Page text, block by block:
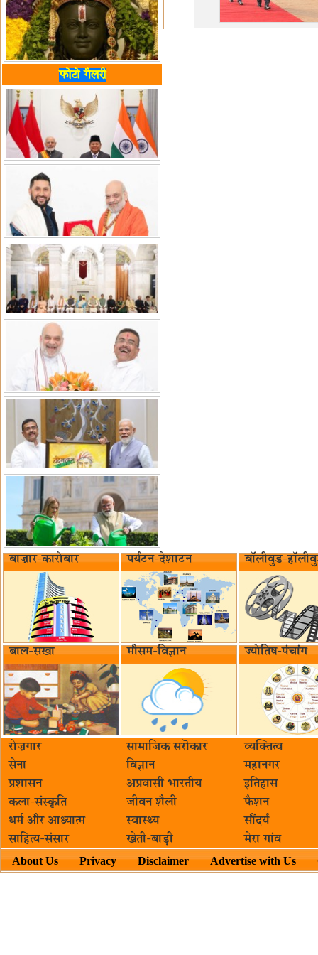
फोटो गैलरी
बाज़ार-कारोबार पर्यटन-देशाटन बॉलीवुड-
बाल-सखा मौसम-विज्ञान ज्योतिष-पंचांग
रोज़गार सामाजिक सरॊकार‌
व्यक्तित्व
सेना
विज्ञान
महानगर
प्रशासन
अप्रवासी भारतीय
इतिहास
कला-संस्कृति
जीवन शैली
फैशन
धर्म और आध्यात्म
स्वास्थ्य
सौंदर्य
साहित्य-संसार
खेती-बाड़ी मेरा गांव
About Us Privacy Disclaimer Advertise with Us